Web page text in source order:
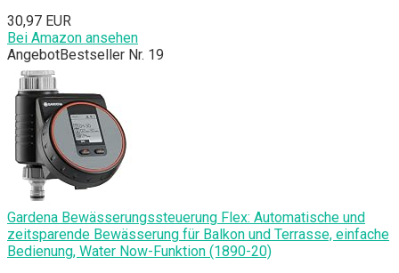
30,97 EUR
Bei Amazon ansehen
AngebotBestseller Nr. 19
Gardena Bewässerungssteuerung Flex: Automatische und
zeitsparende Bewässerung für Balkon und Terrasse, einfache
Bedienung, Water Now-Funktion (1890-20)